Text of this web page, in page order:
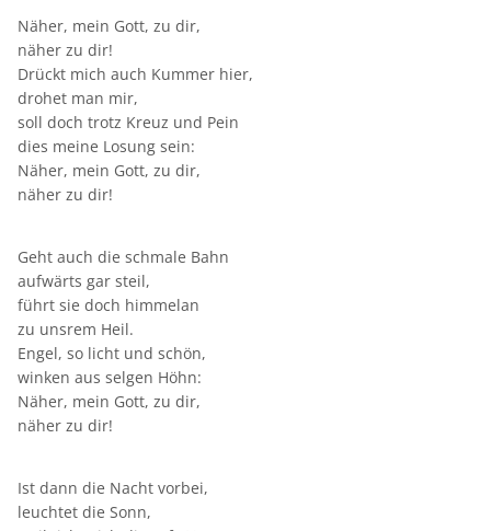
Näher, mein Gott, zu dir,
näher zu dir!
Drückt mich auch Kummer hier,
drohet man mir,
soll doch trotz Kreuz und Pein
dies meine Losung sein:
Näher, mein Gott, zu dir,
näher zu dir!
Geht auch die schmale Bahn
aufwärts gar steil,
führt sie doch himmelan
zu unsrem Heil.
Engel, so licht und schön,
winken aus selgen Höhn:
Näher, mein Gott, zu dir,
näher zu dir!
Ist dann die Nacht vorbei,
leuchtet die Sonn,